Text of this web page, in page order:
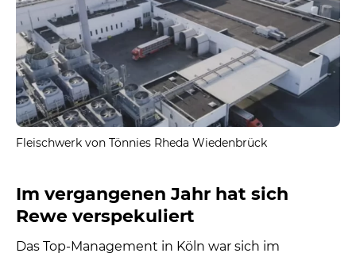
Fleischwerk von Tönnies Rheda Wiedenbrück
Im vergangenen Jahr hat sich
Rewe verspekuliert
Das Top-Management in Köln war sich im